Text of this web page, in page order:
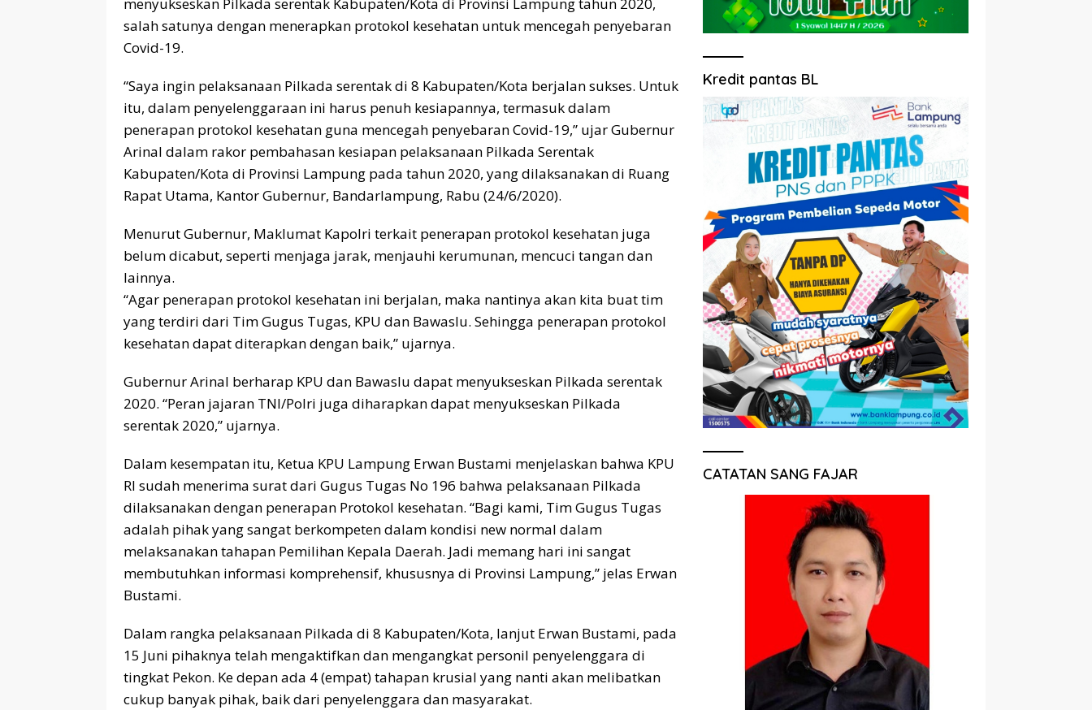
salah satunya dengan menerapkan protokol kesehatan untuk mencegah penyebaran
Covid-19.
“Saya ingin pelaksanaan Pilkada serentak di 8 Kabupaten/Kota berjalan sukses. Untuk
itu, dalam penyelenggaraan ini harus penuh kesiapannya, termasuk dalam
penerapan protokol kesehatan guna mencegah penyebaran Covid-19,” ujar Gubernur
Arinal dalam rakor pembahasan kesiapan pelaksanaan Pilkada Serentak
Kabupaten/Kota di Provinsi Lampung pada tahun 2020, yang dilaksanakan di Ruang
Rapat Utama, Kantor Gubernur, Bandarlampung, Rabu (24/6/2020).
Menurut Gubernur, Maklumat Kapolri terkait penerapan protokol kesehatan juga
belum dicabut, seperti menjaga jarak, menjauhi kerumunan, mencuci tangan dan
lainnya.
“Agar penerapan protokol kesehatan ini berjalan, maka nantinya akan kita buat tim
yang terdiri dari Tim Gugus Tugas, KPU dan Bawaslu. Sehingga penerapan protokol
kesehatan dapat diterapkan dengan baik,” ujarnya.
Gubernur Arinal berharap KPU dan Bawaslu dapat menyukseskan Pilkada serentak
2020. “Peran jajaran TNI/Polri juga diharapkan dapat menyukseskan Pilkada
serentak 2020,” ujarnya.
Dalam kesempatan itu, Ketua KPU Lampung Erwan Bustami menjelaskan bahwa KPU
RI sudah menerima surat dari Gugus Tugas No 196 bahwa pelaksanaan Pilkada
dilaksanakan dengan penerapan Protokol kesehatan. “Bagi kami, Tim Gugus Tugas
adalah pihak yang sangat berkompeten dalam kondisi new normal dalam
melaksanakan tahapan Pemilihan Kepala Daerah. Jadi memang hari ini sangat
membutuhkan informasi komprehensif, khususnya di Provinsi Lampung,” jelas Erwan
Bustami.
Dalam rangka pelaksanaan Pilkada di 8 Kabupaten/Kota, lanjut Erwan Bustami, pada
15 Juni pihaknya telah mengaktifkan dan mengangkat personil penyelenggara di
tingkat Pekon. Ke depan ada 4 (empat) tahapan krusial yang nanti akan melibatkan
cukup banyak pihak, baik dari penyelenggara dan masyarakat.
Kredit pantas BL
CATATAN SANG FAJAR